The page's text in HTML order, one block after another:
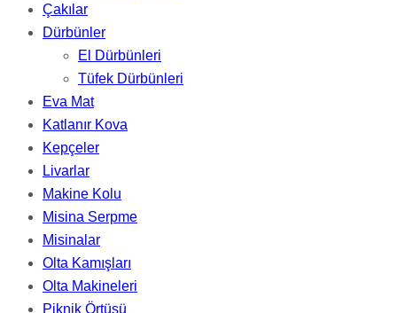
Çakılar
Dürbünler
El Dürbünleri
Tüfek Dürbünleri
Eva Mat
Katlanır Kova
Kepçeler
Livarlar
Makine Kolu
Misina Serpme
Misinalar
Olta Kamışları
Olta Makineleri
Piknik Örtüsü